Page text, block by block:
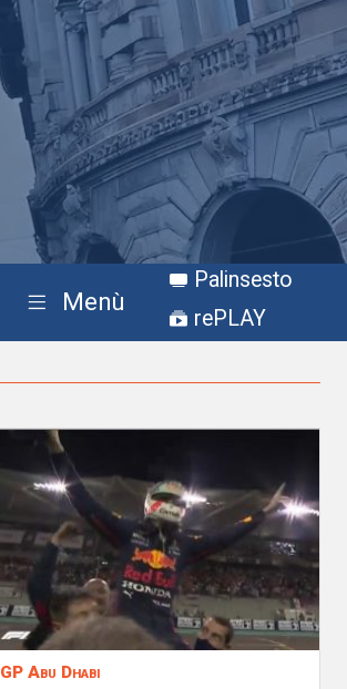
Menù
Palinsesto
rePLAY
GP Abu Dhabi